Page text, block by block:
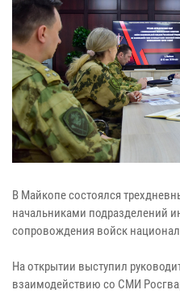
В Майкопе состоялся
начальниками подразделений
сопровождения войск
На открытии выступил
взаимодействию со СМИ